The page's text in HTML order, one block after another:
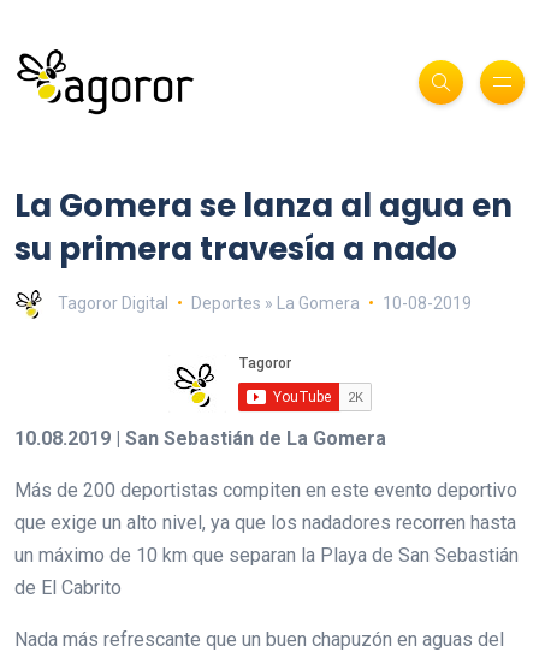
La Gomera se lanza al agua en
su primera travesía a nado
Tagoror Digital Deportes » La Gomera 10-08-2019
10.08.2019 | San Sebastián de La Gomera
Más de 200 deportistas compiten en este evento deportivo
que exige un alto nivel, ya que los nadadores recorren hasta
un máximo de 10 km que separan la Playa de San Sebastián
de El Cabrito
Nada más refrescante que un buen chapuzón en aguas del